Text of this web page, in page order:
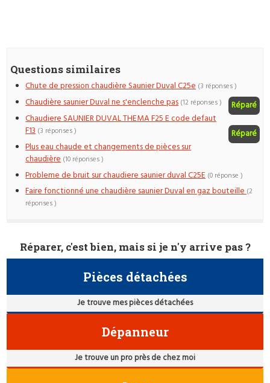
Questions similaires
Chute de pression chaudière Saunier Duval C25e (3 réponses )
Chaudière saunier Duval ne s'enclenche pas Réparé
(12 réponses )
Chaudiere SAUNIER DUVAL THEMA F25 E code defaut
F13
Réparé
(3 réponses )
Plus eau chaude et changements de pièces sur
chaudière (10 réponses )
Probleme de bruit sur chaudiere saunier duval C25E (0 réponse )
Faire fonctionné une chaudière saunier Duval en gaz bouteille(2
réponses )
Réparer, c'est bien, mais si je n'y arrive pas ?
Pièces détachées
Je trouve mes pièces détachées
Dépanneur
Je trouve un pro près de chez moi